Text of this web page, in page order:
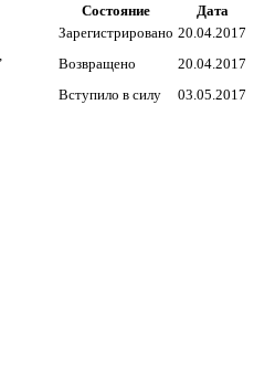
Состояние
Дата
Зарегистрировано 20.04.2017
Возвращено
20.04.2017
Вступило в силу
03.05.2017